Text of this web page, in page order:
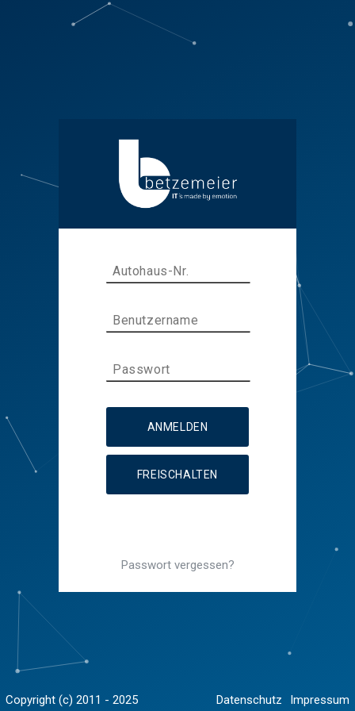
ANMELDEN
FREISCHALTEN
Passwort vergessen?
Copyright (c) 2011 - 2025 Datenschutz Impressum